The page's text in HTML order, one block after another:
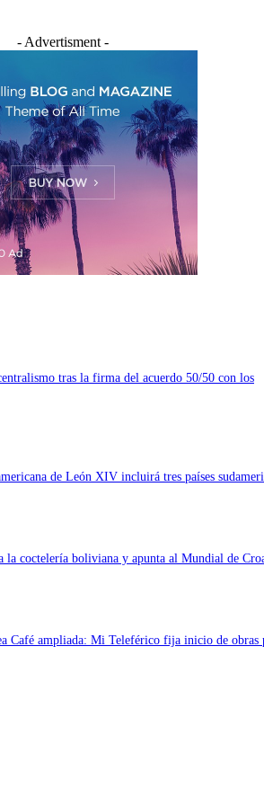
- Advertisment -
tras la firma del acuerdo 50/50 con los
de León XIV incluirá tres países
la coctelería boliviana y apunta al Mundial de
Café ampliada: Mi Teleférico fija inicio de obras